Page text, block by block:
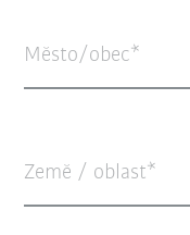
Město/obec
Země / oblast*